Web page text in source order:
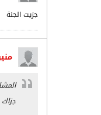
جزيت الجنة
جزاك